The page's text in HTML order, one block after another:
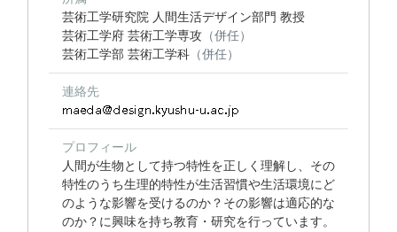
芸術工学研究院 人間生活デザイン部門 教授
芸術工学府 芸術工学専攻 （併任）
芸術工学部 芸術工学科 （併任）
連絡先
プロフィール
人間が生物として持つ特性を正しく理解し、その
特性のうち生理的特性が生活習慣や生活環境にど
のような影響を受けるのか？その影響は適応的な
のか？に興味を持ち教育・研究を行っています。